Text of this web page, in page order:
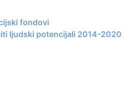
fondovi
ljudski potencijali 2014-2020